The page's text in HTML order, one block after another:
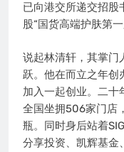
已向港交所递交招股
股“国货高端护肤第一
说起林清轩，其掌门
跃。他在而立之年创
加入一起创业。二十
全国坐拥506家门店
瓶。同时身后站着
分享投资、凯辉基金